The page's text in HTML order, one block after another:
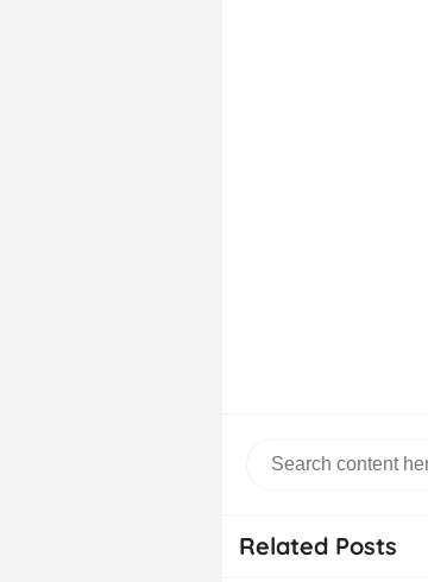
Related Posts